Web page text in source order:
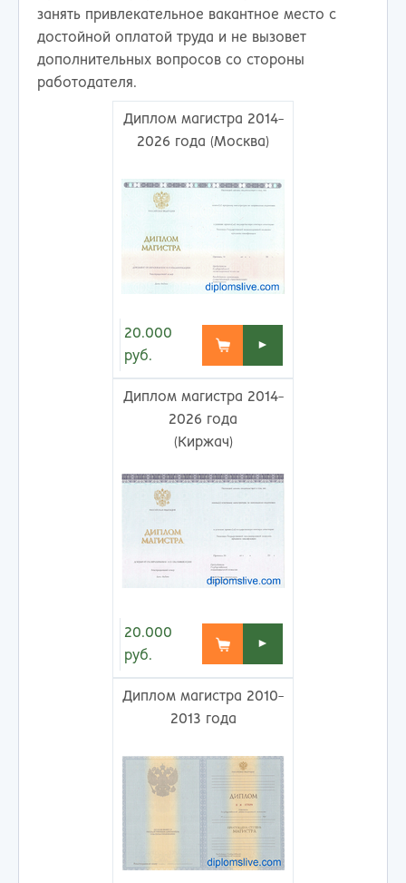
занять привлекательное вакантное место с
достойной оплатой труда и не вызовет
дополнительных вопросов со стороны
работодателя.
Диплом магистра 2014-
2026 года (Москва)
20.000
руб.
►
Диплом магистра 2014-
2026 года
(Киржач)
20.000
руб.
►
Диплом магистра 2010-
2013 года